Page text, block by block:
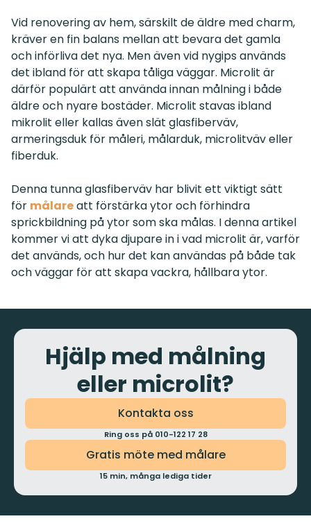
Vid renovering av hem, särskilt de äldre med charm,
kräver en fin balans mellan att bevara det gamla
och införliva det nya. Men även vid nygips används
det ibland för att skapa tåliga väggar. Microlit är
därför populärt att använda innan målning i både
äldre och nyare bostäder. Microlit stavas ibland
mikrolit eller kallas även slät glasfiberväv,
armeringsduk för måleri, målarduk, microlitväv eller
fiberduk.
Denna tunna glasfiberväv har blivit ett viktigt sätt
för målareatt förstärka ytor och förhindra
sprickbildning på ytor som ska målas. I denna artikel
kommer vi att dyka djupare in i vad microlit är, varför
det används, och hur det kan användas på både tak
och väggar för att skapa vackra, hållbara ytor.
Hjälp med målning
eller microlit?
Kontakta oss
Ring oss på 010-122 17 28
Gratis möte med målare
15 min, många lediga tider